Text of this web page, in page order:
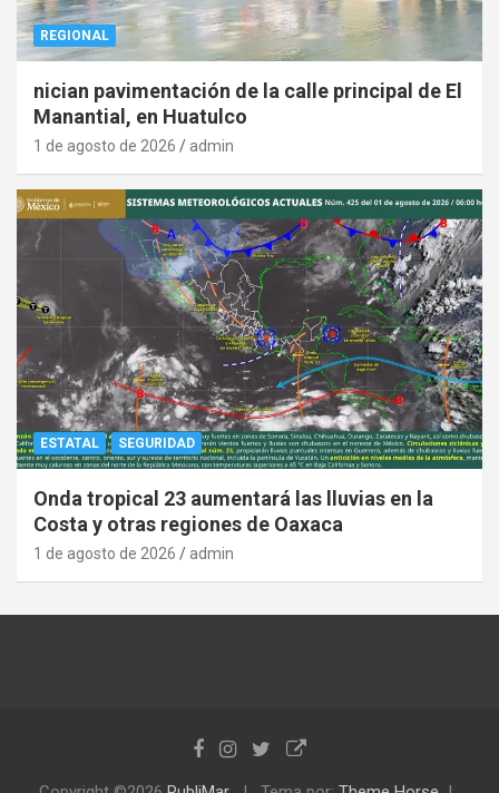
REGIONAL
nician pavimentación de la calle principal de El
Manantial, en Huatulco
1 de agosto de 2026 admin
ESTATAL SEGURIDAD
Onda tropical 23 aumentará las lluvias en la
Costa y otras regiones de Oaxaca
1 de agosto de 2026 admin